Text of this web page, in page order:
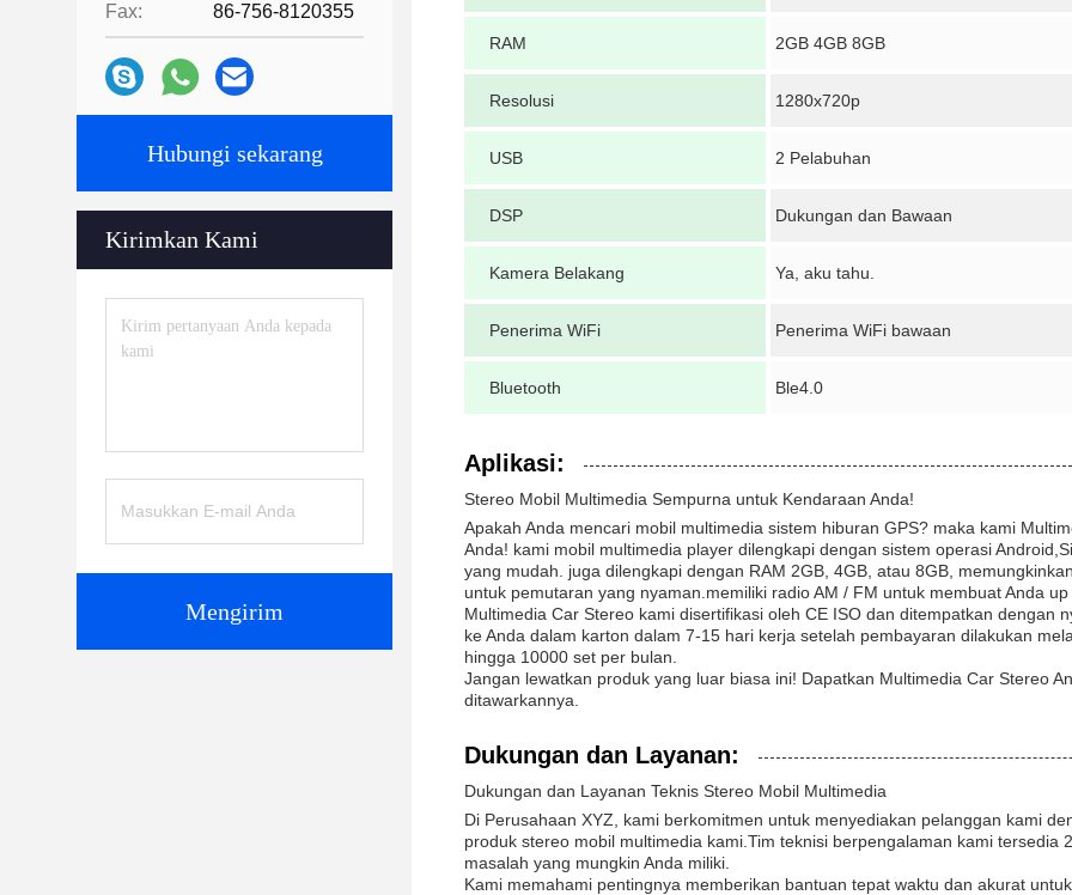
Fax: 86-756-8120355
Hubungi sekarang
Kirimkan Kami
Mengirim
RAM 2GB 4GB 8GB
Resolusi 1280x720p
USB 2 Pelabuhan
DSP Dukungan dan Bawaan
Kamera Belakang Ya, aku tahu.
Penerima WiFi Penerima WiFi bawaan
Bluetooth Ble4.0
Aplikasi:
Stereo Mobil Multimedia Sempurna untuk Kendaraan Anda!
Apakah Anda mencari mobil multimedia sistem hiburan GPS? maka kami
Anda! kami mobil multimedia player dilengkapi dengan sistem operasi
yang mudah. juga dilengkapi dengan RAM 2GB, 4GB, atau 8GB,
untuk pemutaran yang nyaman.memiliki radio AM / FM untuk membuat Anda
Multimedia Car Stereo kami disertifikasi oleh CE ISO dan ditempatkan dengan
ke Anda dalam karton dalam 7-15 hari kerja setelah pembayaran dilakukan
hingga 10000 set per bulan.
Jangan lewatkan produk yang luar biasa ini! Dapatkan Multimedia Car Stereo
ditawarkannya.
Dukungan dan Layanan:
Dukungan dan Layanan Teknis Stereo Mobil Multimedia
Di Perusahaan XYZ, kami berkomitmen untuk menyediakan pelanggan kami
produk stereo mobil multimedia kami.Tim teknisi berpengalaman kami
masalah yang mungkin Anda miliki.
Kami memahami pentingnya memberikan bantuan tepat waktu dan akurat